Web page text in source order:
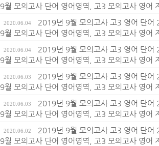
9월 모의고사 단어 영어영역, 고3 모의고사 영어
2020.06.04 2019년 9월 모의고사 고3 영어 단
9월 모의고사 단어 영어영역, 고3 모의고사 영어
2020.06.04 2019년 9월 모의고사 고3 영어 단
9월 모의고사 단어 영어영역, 고3 모의고사 영어
2020.06.03 2019년 9월 모의고사 고3 영어 단
9월 모의고사 단어 영어영역, 고3 모의고사 영어
2020.06.03 2019년 9월 모의고사 고3 영어 단
9월 모의고사 단어 영어영역, 고3 모의고사 영어
2020.06.02 2019년 9월 모의고사 고3 영어 단
9월 모의고사 단어 영어영역, 고3 모의고사 영어